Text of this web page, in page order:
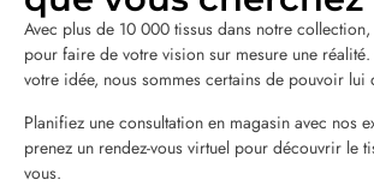
Avec plus de 10 000 tissus dans notre
pour faire de votre vision sur mesure une
votre idée, nous sommes certains de pouvoir lui
Planifiez une consultation en magasin avec nos
prenez un rendez-vous virtuel pour découvrir le
vous.